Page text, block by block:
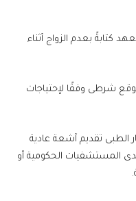
كتابةً بعدم الزواج أثناء
شرطى وفقًا لإحتياجات
الطبى تقديم آشعة عادية
المستشفيات الحكومية أو